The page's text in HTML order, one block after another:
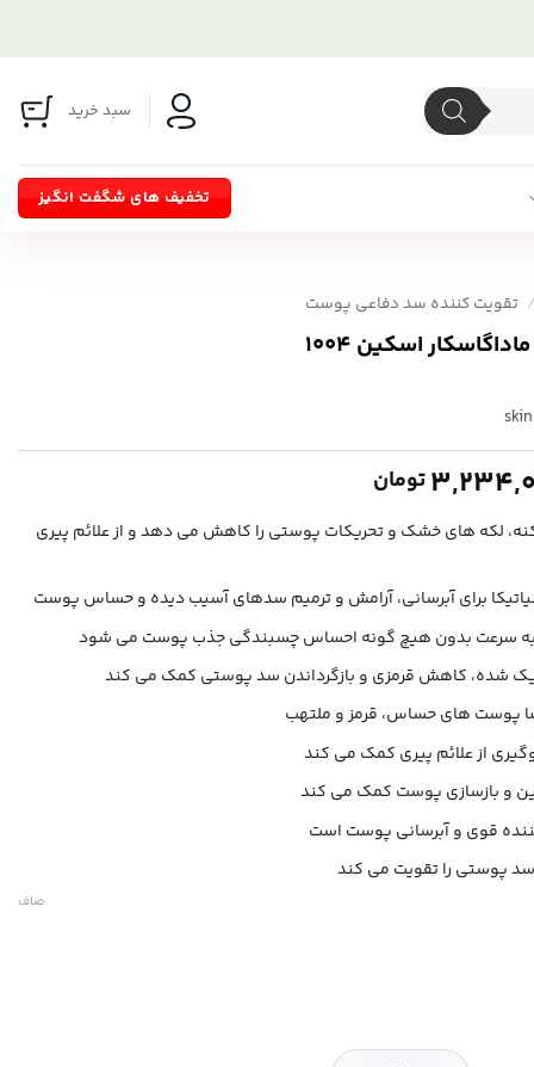
سبد خرید
تخفیف های شگفت انگیز
تقویت کننده سد دفاعی پوست
اسکین 1004
تومان
3,234,000 تومان
3,280,000 تومان
لکه های خشک و تحریکات پوستی را کاهش می دهد و از علائم پیری
برای آبرسانی، آرامش و ترمیم سدهای آسیب دیده و حساس پوست
به سرعت بدون هیچ گونه احساس چسبندگی جذب پوست می شود
شده، کاهش قرمزی و بازگرداندن سد پوستی کمک می کند
پوست های حساس، قرمز و ملتهب
از علائم پیری کمک می کند
و بازسازی پوست کمک می کند
قوی و آبرسانی پوست است
صاف